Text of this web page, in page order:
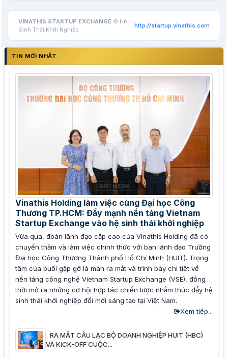
VINATHIS STARTUP EXCHANGE © Hệ
Sinh Thái Khởi Nghiệp
http://startup.vinathis.com
TIN MỚI NHẤT
Vinathis Holding làm việc cùng Đại học Công
Thương TP.HCM: Đẩy mạnh nền tảng Vietnam
Startup Exchange vào hệ sinh thái khởi nghiệp
Vừa qua, đoàn lãnh đạo cấp cao của Vinathis Holding đã có
chuyến thăm và làm việc chính thức với ban lãnh đạo Trường
Đại học Công Thương Thành phố Hồ Chí Minh (HUIT). Trọng
tâm của buổi gặp gỡ là màn ra mắt và trình bày chi tiết về
nền tảng công nghệ Vietnam Startup Exchange (VSE), đồng
thời mở ra những cơ hội hợp tác chiến lược nhằm thúc đẩy hệ
sinh thái khởi nghiệp đổi mới sáng tạo tại Việt Nam.
Xem tiếp...
RA MẮT CÂU LẠC BỘ DOANH NGHIỆP HUIT (HBC)
VÀ KICK-OFF CUỘC...